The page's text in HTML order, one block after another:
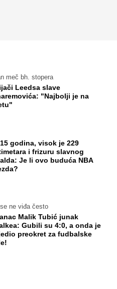
meč bh. stopera
Leedsa slave
"Najbolji je na
godina, visok je 229
i frizuru slavnog
Je li ovo buduća NBA
ne viđa često
Malik Tubić junak
Gubili su 4:0, a onda je
preokret za fudbalske